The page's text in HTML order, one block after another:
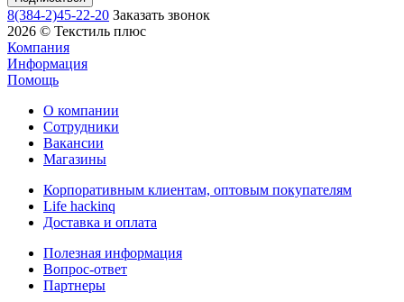
8(384-2)45-22-20 Заказать звонок
2026 © Текстиль плюс
Компания
Информация
Помощь
О компании
Сотрудники
Вакансии
Магазины
Корпоративным клиентам, оптовым покупателям
Life hackinq
Доставка и оплата
Полезная информация
Вопрос-ответ
Партнеры